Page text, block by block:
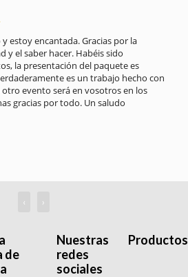
estoy encantada. Gracias por la
el saber hacer. Habéis sido
la presentación del paquete es
es un trabajo hecho con
evento será en vosotros en los
gracias por todo. Un saludo
‹ ›
de
Nuestras
redes
sociales
Productos